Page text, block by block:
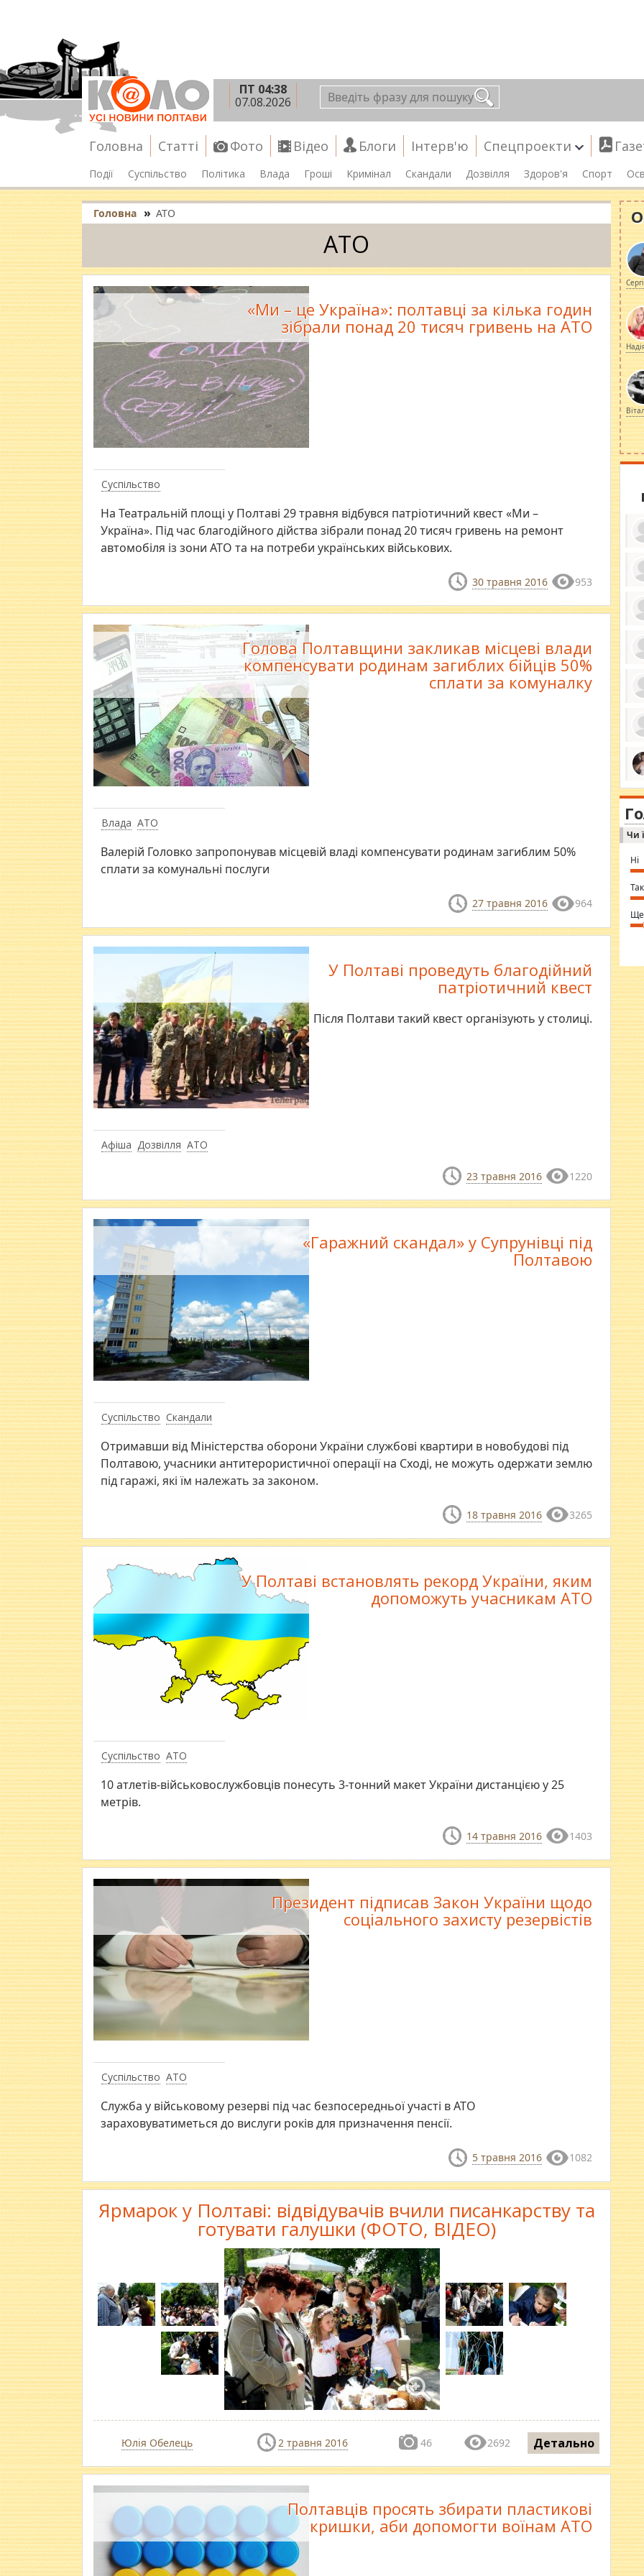
ПТ 04:38
07.08.2026
Головна Статті Фото Відео Блоги Інтерв'ю Спецпроекти
Події Суспільство Політика Влада Гроші Кримінал Скандали Дозвілля Здоров'я Спорт
Головна » АТО
АТО
Суспільство
«Ми – це Україна»: полтавці за кілька годин
зібрали понад 20 тисяч гривень на АТО
На Театральній площі у Полтаві 29 травня відбувся патріотичний квест «Ми –
Україна». Під час благодійного дійства зібрали понад 20 тисяч гривень на ремонт
автомобіля із зони АТО та на потреби українських військових.
30 травня 2016 953
Влада АТО
Голова Полтавщини закликав місцеві влади
компенсувати родинам загиблих бійців 50%
сплати за комуналку
Валерій Головко запропонував місцевій владі компенсувати родинам загиблим 50%
сплати за комунальні послуги
27 травня 2016 964
Афіша Дозвілля АТО
У Полтаві проведуть благодійний
патріотичний квест
Після Полтави такий квест організують у столиці.
23 травня 2016 1220
Суспільство Скандали
«Гаражний скандал» у Супрунівці під
Полтавою
Отримавши від Міністерства оборони України службові квартири в новобудові під
Полтавою, учасники антитерористичної операції на Сході, не можуть одержати землю
під гаражі, які їм належать за законом.
18 травня 2016 3265
Суспільство АТО
У Полтаві встановлять рекорд України, яким
допоможуть учасникам АТО
10 атлетів-військовослужбовців понесуть 3-тонний макет України дистанцією у 25
метрів.
14 травня 2016 1403
Суспільство АТО
Президент підписав Закон України щодо
соціального захисту резервістів
Служба у військовому резерві під час безпосередньої участі в АТО
зараховуватиметься до вислуги років для призначення пенсії.
5 травня 2016 1082
Ярмарок у Полтаві: відвідувачів вчили писанкарству та
готувати галушки (ФОТО, ВІДЕО)
Юлія Обелець 2 травня 2016 46 2692 Детально
Полтавців просять збирати пластикові
кришки, аби допомогти воїнам АТО
за
ми
in
⇒
Чи
Ні
Так
Ще